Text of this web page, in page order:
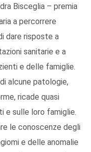
Bisceglia – premia
a percorrere
dare risposte a
sanitarie e a
e delle famiglie.
alcune patologie,
ricade quasi
e sulle loro famiglie.
le conoscenze degli
e delle anomalie